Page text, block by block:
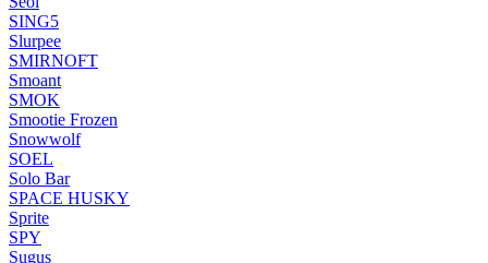
SING5
Slurpee
SMIRNOFT
Smoant
SMOK
Smootie Frozen
Snowwolf
SOEL
Solo Bar
SPACE HUSKY
Sprite
SPY
Sugus